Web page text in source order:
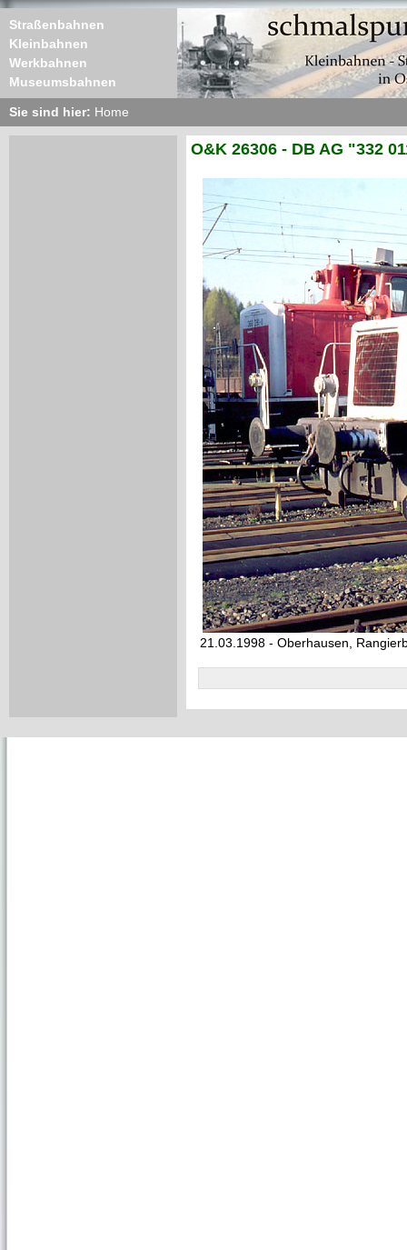
Straßenbahnen
Kleinbahnen
Werkbahnen
Museumsbahnen
Sie sind hier: Home
O&K 26306 - DB AG "332
21.03.1998 - Oberhausen,